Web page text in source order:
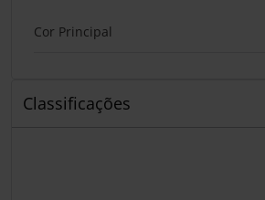
Cor Principal
Classificações